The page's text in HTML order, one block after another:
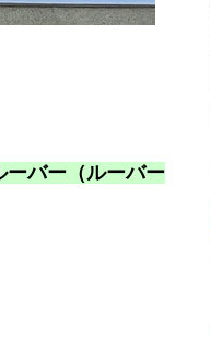
ーバー（ルーバー